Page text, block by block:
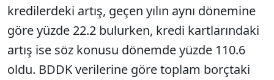
kredilerdeki artış, geçen yılın aynı dönemine
göre yüzde 22.2 bulurken, kredi kartlarındaki
artış ise söz konusu dönemde yüzde 110.6
oldu. BDDK verilerine göre toplam borçtaki